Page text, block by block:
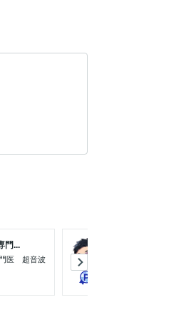
門...
医 超音波